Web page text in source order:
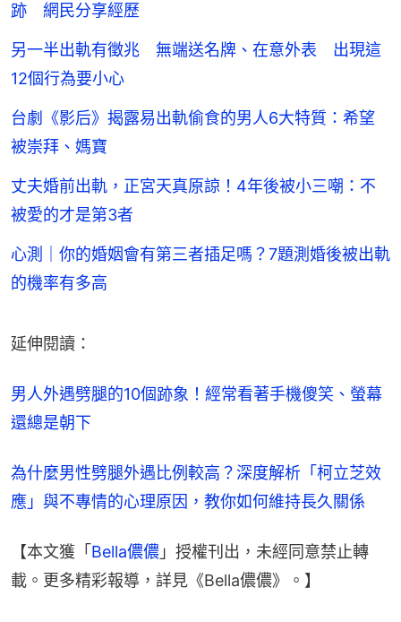
跡 網民分享經歷
另一半出軌有徵兆 無端送名牌、在意外表 出現這
12個行為要小心
台劇《影后》揭露易出軌偷食的男人6大特質：希望
被崇拜、媽寶
丈夫婚前出軌，正宮天真原諒！4年後被小三嘲：不
被愛的才是第3者
心測｜你的婚姻會有第三者插足嗎？7題測婚後被出軌
的機率有多高
延伸閱讀：
男人外遇劈腿的10個跡象！經常看著手機傻笑、螢幕
還總是朝下
為什麼男性劈腿外遇比例較高？深度解析「柯立芝效
應」與不專情的心理原因，教你如何維持長久關係
【本文獲「 Bella儂儂 」授權刊出，未經同意禁止轉
載。更多精彩報導，詳見《Bella儂儂》。】